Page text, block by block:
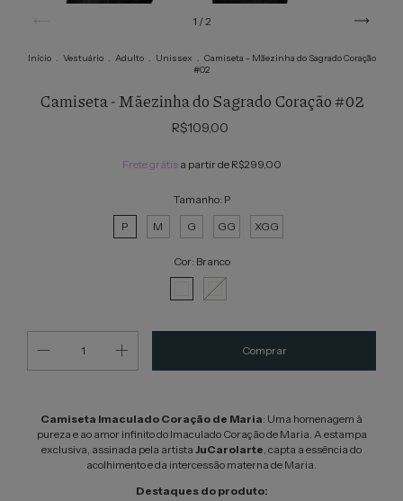
1 /2
Início . Vestuário . Adulto . Unissex . Camiseta - Mãezinha do Sagrado Coração
#02
Camiseta - Mãezinha do Sagrado Coração #02
R$109,00
Frete grátis a partir de R$299,00
Tamanho: P
P
M G GG XGG
Cor: Branco
Camiseta Imaculado Coração de Maria: Uma homenagem à
pureza e ao amor infinito do Imaculado Coração de Maria. A estampa
exclusiva, assinada pela artista JuCarolarte, capta a essência do
acolhimento e da intercessão materna de Maria.
Destaques do produto: